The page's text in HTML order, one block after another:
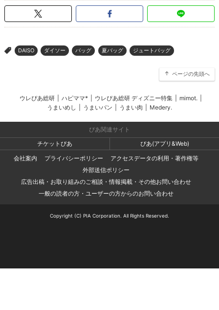
> DAISO ダイソー バッグ 夏バッグ ジュートバッグ
ページの先頭へ
ウレぴあ総研 ハピママ* ウレぴあ総研 ディズニー特集 mimot.
うまいめし
うまいパン うまい肉 Medery.
ぴあ関連サイト
チケットぴあ
ぴあ(アプリ&Web)
会社案内
プライバシーポリシー
アクセスデータの利用・著作権等
外部送信ポリシー
広告出稿・お取り組みのご相談・情報掲載・その他お問い合わせ
一般の読者の方・ユーザーの方からのお問い合わせ
Copyright (C) PIA Corporation. All Rights Reserved.